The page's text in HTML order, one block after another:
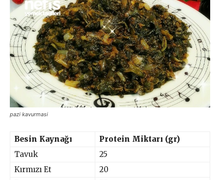
pazi kavurmasi
Besin Kaynağı
Protein Miktarı (gr)
Tavuk
25
Kırmızı Et
20